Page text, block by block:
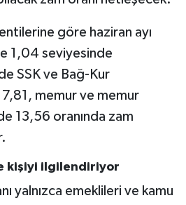
göre haziran ayı
1,04 seviyesinde
SSK ve Bağ-Kur
memur ve memur
13,56 oranında zam
kişiyi ilgilendiriyor
yalnızca emeklileri ve kamu